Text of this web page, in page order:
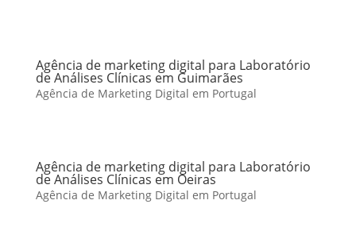
Agência de marketing digital para Laboratório
de Análises Clínicas em Guimarães
Agência de Marketing Digital em Portugal
Agência de marketing digital para Laboratório
de Análises Clínicas em Oeiras
Agência de Marketing Digital em Portugal